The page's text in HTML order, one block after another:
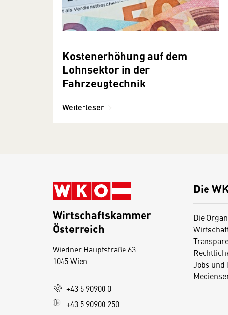
Kostenerhöhung auf dem
Lohnsektor in der
Fahrzeugtechnik
Weiterlesen
Die
Die
Jobs und
Wirtschaftskammer
Österreich
Wiedner Hauptstraße 63
1045 Wien
+43 5 90900 0
+43 5 90900 250